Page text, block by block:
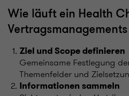
Wie läuft ein Health
Ziel und Scope definieren
Gemeinsame Festlegung
Themenfelder und
Informationen sammeln